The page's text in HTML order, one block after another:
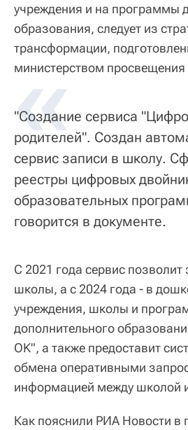
учреждения и на программы
образования, следует из
трансформации,
министерством
«
"Создание сервиса
родителей". Создан
сервис записи в школу.
реестры цифровых
образовательных
говорится в документе.
С 2021 года сервис позволит
школы, а с 2024 года - в
учреждения, школы и
дополнительного
OK", а также предоставит
обмена оперативными
информацией между школой
Как пояснили РИА Новости в